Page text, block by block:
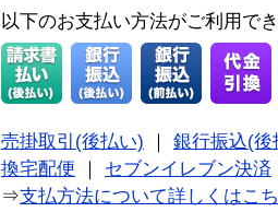
以下のお支払い方法がご利用で
売掛取引(後払い)
銀行振込(後
換宅配便
セブンイレブン決済
⇒支払方法について詳しくはこ